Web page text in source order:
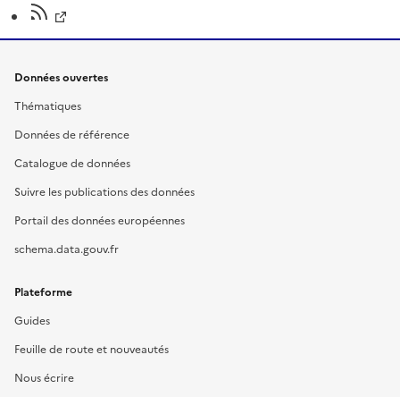
Données ouvertes
Thématiques
Données de référence
Catalogue de données
Suivre les publications des données
Portail des données européennes
schema.data.gouv.fr
Plateforme
Guides
Feuille de route et nouveautés
Nous écrire